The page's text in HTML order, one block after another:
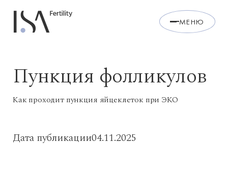
МЕНЮ
Пункция фолликулов
Как проходит пункция яйцеклеток при ЭКО
Дата публикации04.11.2025